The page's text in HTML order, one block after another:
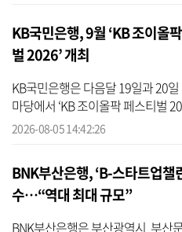
KB국민은행, 9월 ‘KB 조이올
벌 2026’ 개최
KB국민은행은 다음달 19일과 20
마당에서 ‘KB 조이올팍 페스티벌
국민은행에 따르면 ‘KB 조이올팍
2026-08-05 14:42:26
BNK부산은행, ‘B-스타트업챌
수…“역대 최대 규모”
BNK부산은행은 부산광역시, 부산